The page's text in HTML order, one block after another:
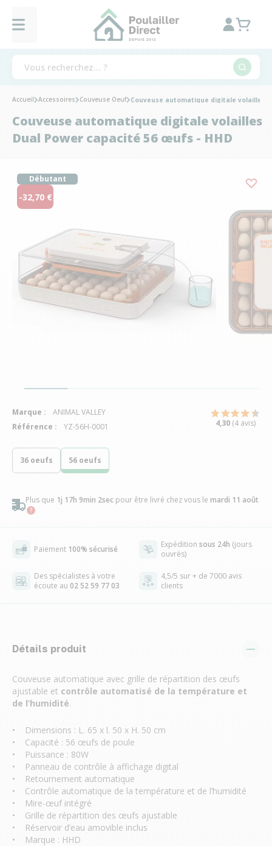
36 oeufs 56 oeufs
Plus que 1j 17h 9min 1sec pour être livré chez vous le mardi 11 août
Paiement 100% sécurisé Expédition sous 24h (jours
ouvrés)
Des spécialistes à votre
écoute au 02 52 59 77 03
4,5/5 sur + de 7000 avis
clients
Détails produit
Couveuse automatique avec grille de répartition des œufs
ajustable et contrôle automatisé de la température et
de l’humidité.
• Dimensions : L. 65 x l. 50 x H. 50 cm
• Capacité : 56 œufs de poule
• Puissance : 80W
• Panneau de contrôle à affichage digital
• Retournement automatique
• Contrôle automatique de la température et de l’humidité
• Mire-œuf intégré
• Grille de répartition des œufs ajustable
• Réservoir d’eau amovible inclus
• Marque : HHD
Accueil Accessoires Couveuse Oeuf Couveuse automatique digitale volailles
Couveuse automatique digitale volailles
Dual Power capacité 56 œufs - HHD
Débutant
-32,70 €
Marque :
ANIMAL VALLEY
Référence :
YZ-56H-0001 4,30 (4 avis)